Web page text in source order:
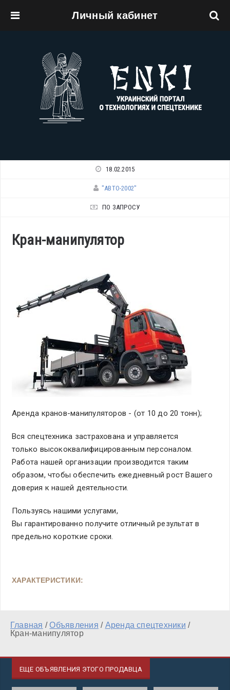
Личный кабинет
18.02.2015
"АВТО-2002"
ПО ЗАПРОСУ
Кран-манипулятор
Аренда кранов-манипуляторов - (от 10 до 20 тонн);
Вся спецтехника застрахована и управляется
только высококвалифицированным персоналом.
Работа нашей организации производится таким
образом, чтобы обеспечить ежедневный рост Вашего
доверия к нашей деятельности.
Пользуясь нашими услугами,
Вы гарантированно получите отличный результат в
предельно короткие сроки.
ХАРАКТЕРИСТИКИ:
Главная /Объявления / Аренда спецтехники /
Кран-манипулятор
ЕЩЕ ОБЪЯВЛЕНИЯ ЭТОГО ПРОДАВЦА